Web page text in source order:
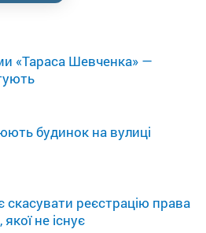
«Тараса Шевченка» —
будинок на вулиці
реєстрацію права
не існує